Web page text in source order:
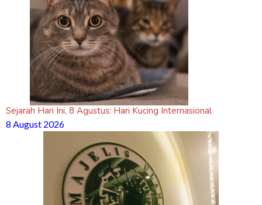
Sejarah Hari Ini, 8 Agustus: Hari Kucing Internasional
8 August 2026